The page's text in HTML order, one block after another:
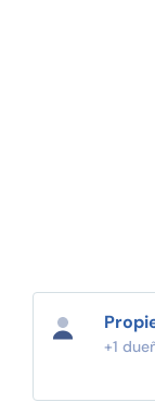
+1